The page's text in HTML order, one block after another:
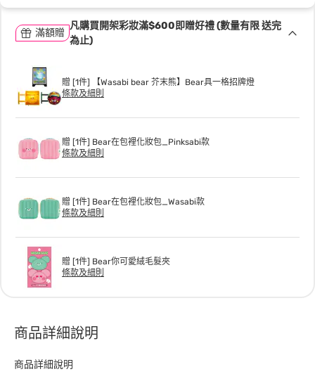
滿額贈
凡購買開架彩妝滿$600即贈好禮 (數量有限 送完
為止)
贈 [1件] 【Wasabi bear 芥末熊】Bear具一格招牌燈
條款及細則
贈 [1件] Bear在包裡化妝包_Pinksabi款
條款及細則
贈 [1件] Bear在包裡化妝包_Wasabi款
條款及細則
贈 [1件] Bear你可愛絨毛髮夾
條款及細則
商品詳細說明
商品詳細說明